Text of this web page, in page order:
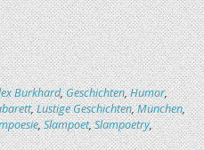
Burkhard,Geschichten,Humor,
,Lustige Geschichten,München,
,Slampoet,Slampoetry,